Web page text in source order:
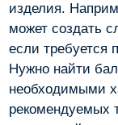
изделия.
может создать
если требуется
Нужно найти
необходимыми
рекомендуемых